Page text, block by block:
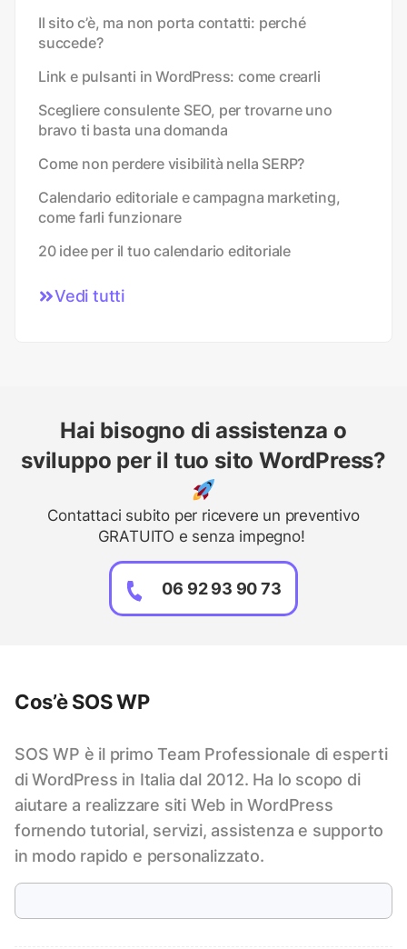
Il sito c’è, ma non porta contatti: perché
succede?
Link e pulsanti in WordPress: come crearli
Scegliere consulente SEO, per trovarne uno
bravo ti basta una domanda
Come non perdere visibilità nella SERP?
Calendario editoriale e campagna marketing,
come farli funzionare
20 idee per il tuo calendario editoriale
Vedi tutti
Hai bisogno di assistenza o
sviluppo per il tuo sito WordPress?
Contattaci subito per ricevere un preventivo
GRATUITO e senza impegno!
06 92 93 90 73
Cos’è SOS WP
SOS WP è il primo Team Professionale di esperti
di WordPress in Italia dal 2012. Ha lo scopo di
aiutare a realizzare siti Web in WordPress
fornendo tutorial, servizi, assistenza e supporto
in modo rapido e personalizzato.